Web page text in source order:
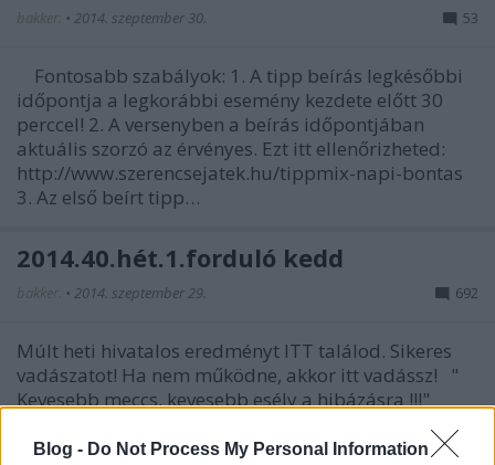
Blog - Do Not Process My Personal Information
bakker. • 2014. szeptember 30. 53
Fontosabb szabályok: 1. A tipp beírás legkésőbbi
időpontja a legkorábbi esemény kezdete előtt 30
perccel! 2. A versenyben a beírás időpontjában
aktuális szorzó az érvényes. Ezt itt ellenőrizheted:
http://www.szerencsejatek.hu/tippmix-napi-bontas
3. Az első beírt tipp…
2014.40.hét.1.forduló kedd
bakker. • 2014. szeptember 29. 692
Múlt heti hivatalos eredményt ITT találod. Sikeres
vadászatot! Ha nem működne, akkor itt vadássz! "
Kevesebb meccs, kevesebb esély a hibázásra !!!"